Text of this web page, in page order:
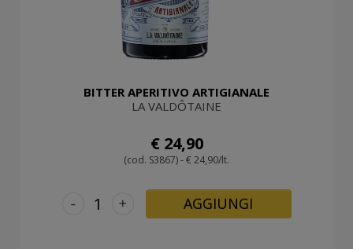
BITTER APERITIVO ARTIGIANALE
LA VALDÔTAINE
€ 24,90
(cod. S3867) - € 24,90/lt.
+
- AGGIUNGI